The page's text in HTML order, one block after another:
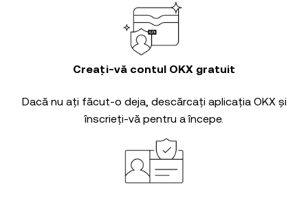
Creați-vă contul OKX gratuit
Dacă nu ați făcut-o deja, descărcați aplicația OKX și
înscrieți-vă pentru a începe.